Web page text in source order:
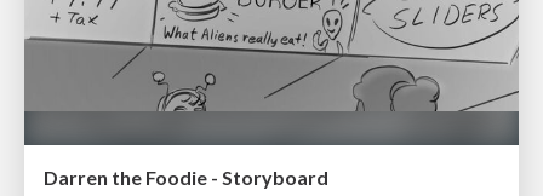
Darren the Foodie - Storyboard